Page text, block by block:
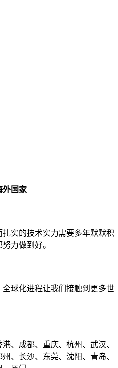
外国家
实的技术实力需要多年默默积
力做到好。
球化进程让我们接触到更多世
、成都、重庆、杭州、武汉、
、长沙、东莞、沈阳、青岛、